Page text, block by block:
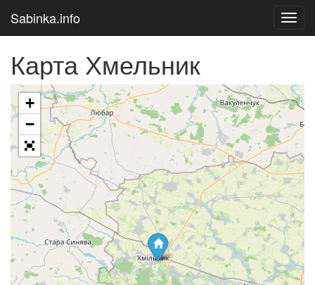
Sabinka.info
Карта Хмельник
Загрузка карты
+
−